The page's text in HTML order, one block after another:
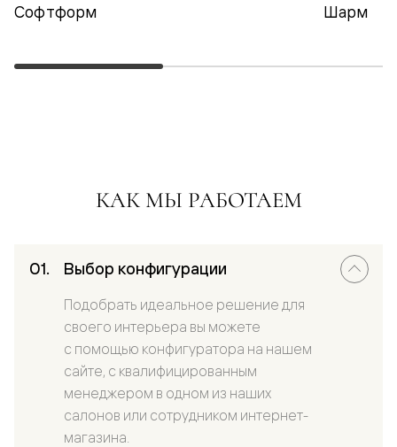
Софтформ Шарм
КАК МЫ РАБОТАЕМ
Выбор конфигурации
Подобрать идеальное решение для
своего интерьера вы можете
с помощью конфигуратора на нашем
сайте, с квалифицированным
менеджером в одном из наших
салонов или сотрудником интернет-
магазина.